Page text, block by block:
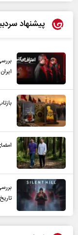
پیشنهاد